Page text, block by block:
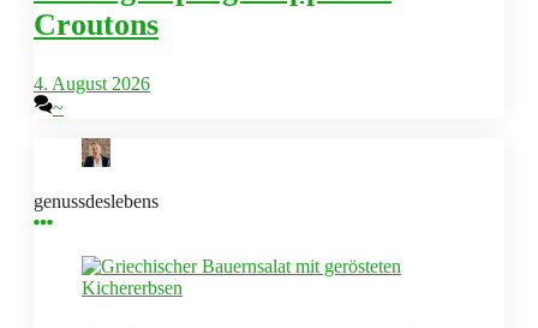
Croutons
4. August 2026
~
genussdeslebens